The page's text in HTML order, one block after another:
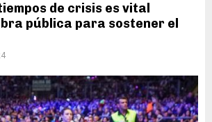
de crisis es vital
pública para sostener el